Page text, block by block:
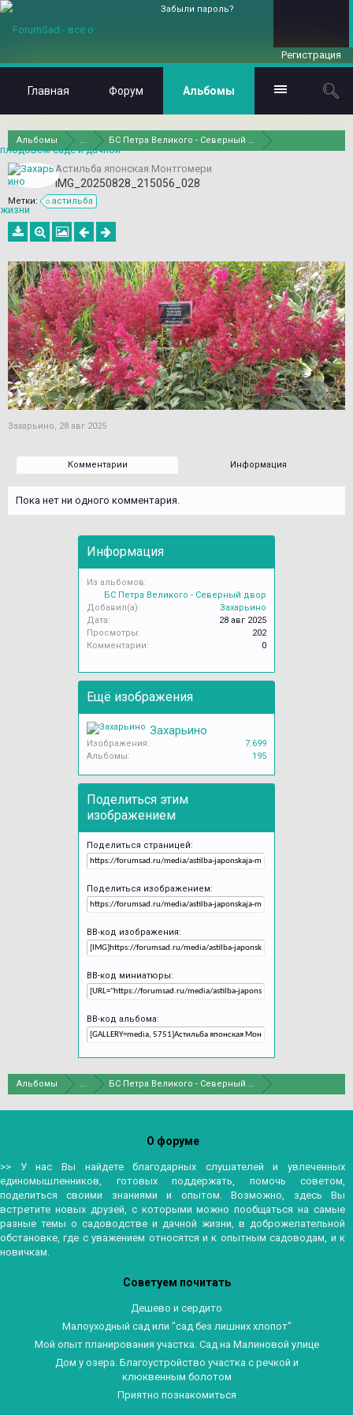
Альбомы ... БС Петра Великого - Северный двор
Астильба японская Монтгомери
IMG_20250828_215056_028
Метки: астильба
Захарьино, 28 авг 2025
Комментарии Информация
Пока нет ни одного комментария.
Информация
Из альбомов:
БС Петра Великого - Северный двор
Добавил(а):
Захарьино
Дата:
28 авг 2025
Просмотры:
202
Комментарии:
0
Ещё изображения
Захарьино
Изображения:
7.699
Альбомы:
195
Поделиться этим
изображением
Поделиться страницей:
Поделиться изображением:
BB-код изображения:
BB-код миниатюры:
BB-код альбома:
Альбомы ... БС Петра Великого - Северный двор
Забыли пароль?
Регистрация
Главная Форум Альбомы
О форуме
>> У нас Вы найдете благодарных слушателей и увлеченных
единомышленников, готовых поддержать, помочь советом,
поделиться своими знаниями и опытом. Возможно, здесь Вы
встретите новых друзей, с которыми можно пообщаться на самые
разные темы о садоводстве и дачной жизни, в доброжелательной
обстановке, где с уважением относятся и к опытным садоводам, и к
новичкам.
Советуем почитать
Дешево и сердито
Малоуходный сад или "сад без лишних хлопот"
Мой опыт планирования участка. Сад на Малиновой улице
Дом у озера. Благоустройство участка с речкой и
клюквенным болотом
Приятно познакомиться